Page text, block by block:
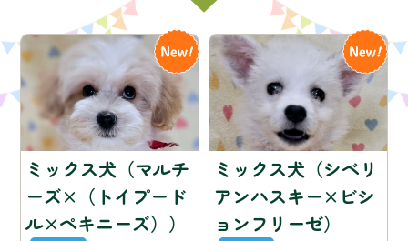
ミックス犬（マルチ
ーズ×（トイプード
ル×ペキニーズ））
ミックス犬（シベリ
アンハスキー×ビシ
ョンフリーゼ）